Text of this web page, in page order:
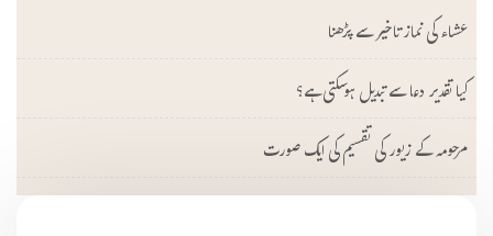
عشاء کی نماز تاخیر سے پڑھنا
کیا تقدیر دعا سے تبدیل ہوسکتی ہے؟
مرحومہ کے زیور کی تقسیم کی ایک صورت